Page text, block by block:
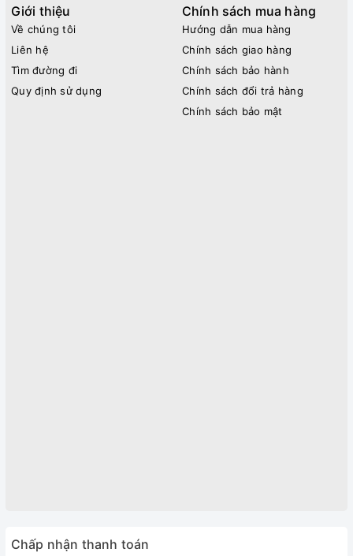
Giới thiệu
Về chúng tôi
Liên hệ
Tìm đường đi
Quy định sử dụng
Chính sách mua hàng
Hướng dẫn mua hàng
Chính sách giao hàng
Chính sách bảo hành
Chính sách đổi trả hàng
Chính sách bảo mật
Chấp nhận thanh toán